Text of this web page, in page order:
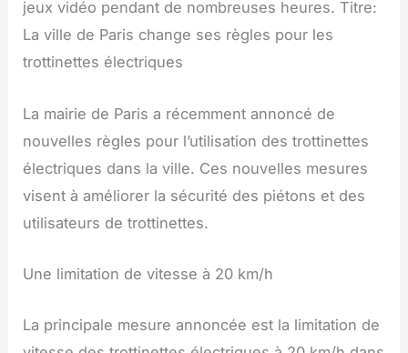
jeux vidéo pendant de nombreuses heures. Titre:
La ville de Paris change ses règles pour les
trottinettes électriques
La mairie de Paris a récemment annoncé de
nouvelles règles pour l’utilisation des trottinettes
électriques dans la ville. Ces nouvelles mesures
visent à améliorer la sécurité des piétons et des
utilisateurs de trottinettes.
Une limitation de vitesse à 20 km/h
La principale mesure annoncée est la limitation de